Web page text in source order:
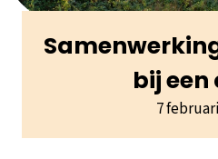
bij een
7